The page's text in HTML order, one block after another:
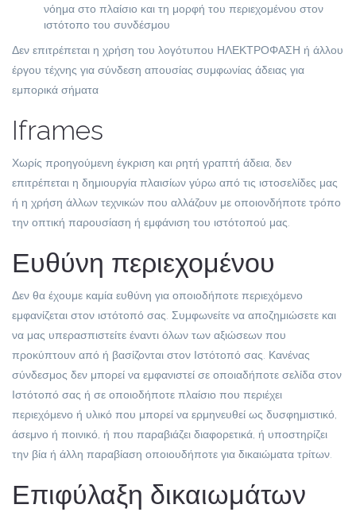
νόημα στο πλαίσιο και τη μορφή του περιεχομένου στον
ιστότοπο του συνδέσμου
Δεν επιτρέπεται η χρήση του λογότυπου ΗΛΕΚΤΡΟΦΑΣΗ ή άλλου
έργου τέχνης για σύνδεση απουσίας συμφωνίας άδειας για
εμπορικά σήματα
Iframes
Χωρίς προηγούμενη έγκριση και ρητή γραπτή άδεια, δεν
επιτρέπεται η δημιουργία πλαισίων γύρω από τις ιστοσελίδες μας
ή η χρήση άλλων τεχνικών που αλλάζουν με οποιονδήποτε τρόπο
την οπτική παρουσίαση ή εμφάνιση του ιστότοπού μας.
Ευθύνη περιεχομένου
Δεν θα έχουμε καμία ευθύνη για οποιοδήποτε περιεχόμενο
εμφανίζεται στον ιστότοπό σας. Συμφωνείτε να αποζημιώσετε και
να μας υπερασπιστείτε έναντι όλων των αξιώσεων που
προκύπτουν από ή βασίζονται στον Ιστότοπό σας. Κανένας
σύνδεσμος δεν μπορεί να εμφανιστεί σε οποιαδήποτε σελίδα στον
Ιστότοπό σας ή σε οποιοδήποτε πλαίσιο που περιέχει
περιεχόμενο ή υλικό που μπορεί να ερμηνευθεί ως δυσφημιστικό,
άσεμνο ή ποινικό, ή που παραβιάζει διαφορετικά, ή υποστηρίζει
την βία ή άλλη παραβίαση οποιουδήποτε για δικαιώματα τρίτων.
Επιφύλαξη δικαιωμάτων